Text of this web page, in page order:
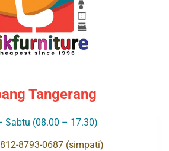
Tangerang
Sabtu (08.00 – 17.30)
8793-0687 (simpati)